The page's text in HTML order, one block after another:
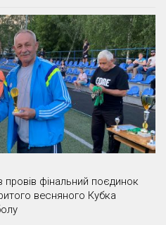
провів фінальний поєдинок
весняного Кубка